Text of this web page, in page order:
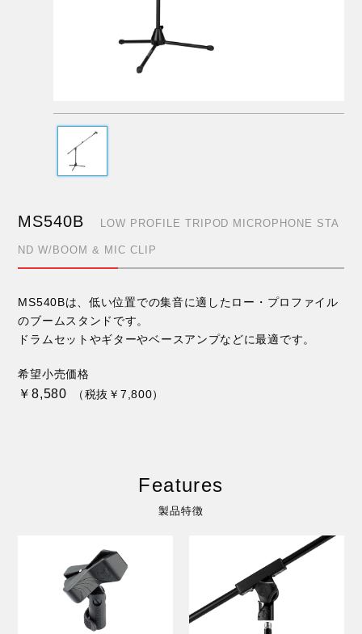
MS540B LOW PROFILE TRIPOD MICROPHONE STA
ND W/BOOM & MIC CLIP
MS540Bは、低い位置での集音に適したロー・プロファイル
のブームスタンドです。
ドラムセットやギターやベースアンプなどに最適です。
希望小売価格
￥8,580 （税抜￥7,800）
Features
製品特徴